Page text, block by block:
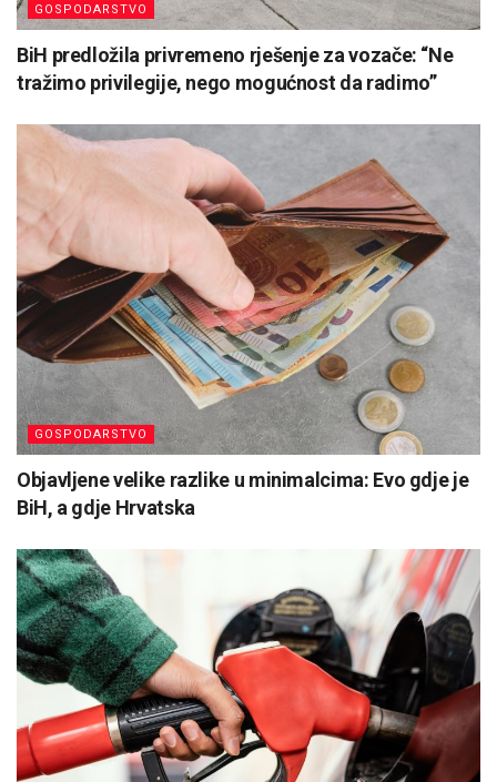
GOSPODARSTVO
BiH predložila privremeno rješenje za vozače: “Ne
tražimo privilegije, nego mogućnost da radimo”
GOSPODARSTVO
Objavljene velike razlike u minimalcima: Evo gdje je
BiH, a gdje Hrvatska